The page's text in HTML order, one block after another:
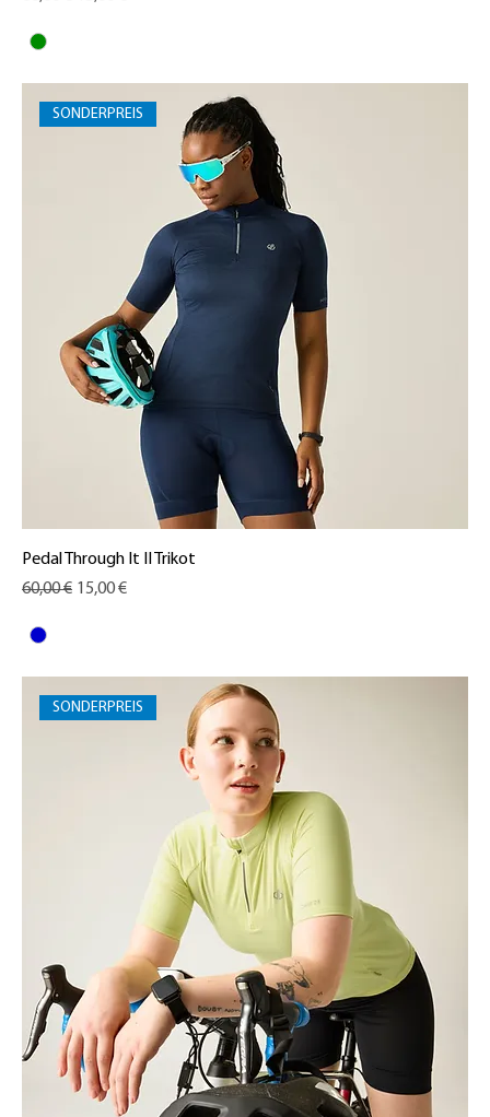
SONDERPREIS
Pedal Through It II Trikot
Standardpreis
60,00 € Sale-Preis
15,00 €
SONDERPREIS